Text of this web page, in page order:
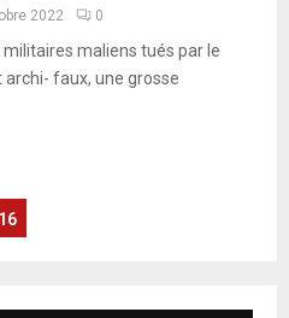
2022 0
militaires maliens tués par le
archi- faux, une grosse
16